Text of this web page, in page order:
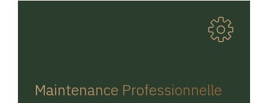
Maintenance Professionnelle